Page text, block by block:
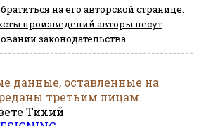
на его авторской странице.
произведений авторы несут
законодательства.
данные, оставленные на
третьим лицам.
Тихий